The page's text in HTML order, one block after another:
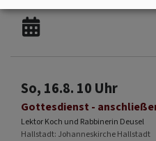
Hallstadt Johanneskirche Hallstadt
So, 16.8. 10 Uhr
Gottesdienst -
Lektor Koch und Rabbinerin Deusel
Hallstadt Johanneskirche Hallstadt